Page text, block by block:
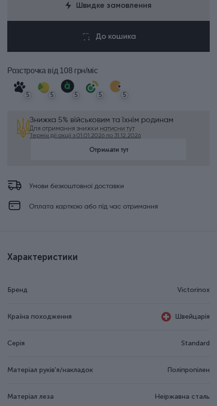
Швидке замовлення
До кошика
Розстрочка від 108 грн/міс
5 5 5 5 5
Знижка 5% військовим та їхнім родинам
Для отримання знижки натисни тут
Термін дії акції з 01.01.2026 по 31.12.2026
Отримати тут
Умови безкоштовної доставки
Оплата карткою або під час отримання
Характеристики
Бренд Victorinox
Країна походження Швейцарія
Серія Standard
Матеріал руків'я/накладок Поліпропілен
Матеріал леза Неіржавна сталь